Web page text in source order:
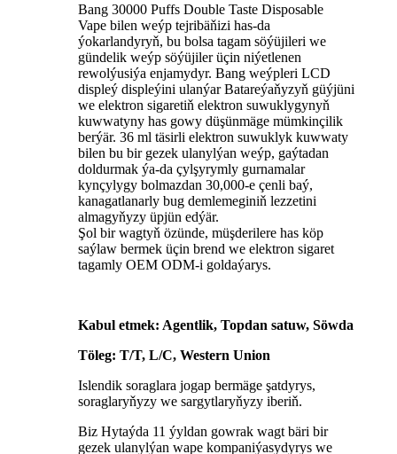
Bang 30000 Puffs Double Taste Disposable
Vape bilen weýp tejribäňizi has-da
ýokarlandyryň, bu bolsa tagam söýüjileri we
gündelik weýp söýüjiler üçin niýetlenen
rewolýusiýa enjamydyr. Bang weýpleri LCD
displeý displeýini ulanýar Batareýaňyzyň güýjüni
we elektron sigaretiň elektron suwuklygynyň
kuwwatyny has gowy düşünmäge mümkinçilik
berýär. 36 ml täsirli elektron suwuklyk kuwwaty
bilen bu bir gezek ulanylýan weýp, gaýtadan
doldurmak ýa-da çylşyrymly gurnamalar
kynçylygy bolmazdan 30,000-e çenli baý,
kanagatlanarly bug demlemeginiň lezzetini
almagyňyzy üpjün edýär.
Şol bir wagtyň özünde, müşderilere has köp
saýlaw bermek üçin brend we elektron sigaret
tagamly OEM ODM-i goldaýarys.
Kabul etmek: Agentlik, Topdan satuw, Söwda
Töleg: T/T, L/C, Western Union
Islendik soraglara jogap bermäge şatdyrys,
soraglaryňyzy we sargytlaryňyzy iberiň.
Biz Hytaýda 11 ýyldan gowrak wagt bäri bir
gezek ulanylýan wape kompaniýasydyrys we